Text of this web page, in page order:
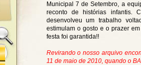
Municipal 7 de Setembro, a
reconto de histórias infantis.
desenvolveu um trabalho
estimulam o gosto e o prazer
festa foi garantida!!
Revirando o nosso arquivo
11 de maio de 2010, quando o